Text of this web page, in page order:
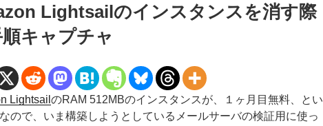
Lightsailのインスタンスを消す際
キャプチャ
Lightsail のRAM 512MBのインスタンスが、１ヶ月目無料、とい
ので、いま構築しようとしているメールサーバの検証用に使っ